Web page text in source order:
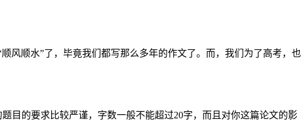
风顺水”了，毕竟我们都写那么多年的作文了。而，我们为了高考，也
目的要求比较严谨，字数一般不能超过20字，而且对你这篇论文的影